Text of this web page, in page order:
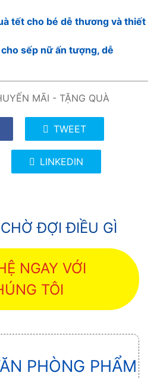
tết cho bé dễ thương và thiết
sếp nữ ấn tượng, dễ
MÃI - TẶNG QUÀ
TWEET
LINKEDIN
ĐỢI ĐIỀU GÌ
NGAY VỚI
TÔI
PHÒNG PHẨM